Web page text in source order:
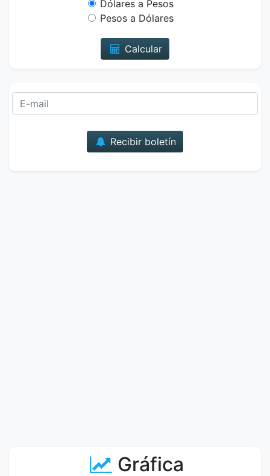
Dólares a Pesos
Pesos a Dólares
Calcular
Recibir boletín
Gráfica